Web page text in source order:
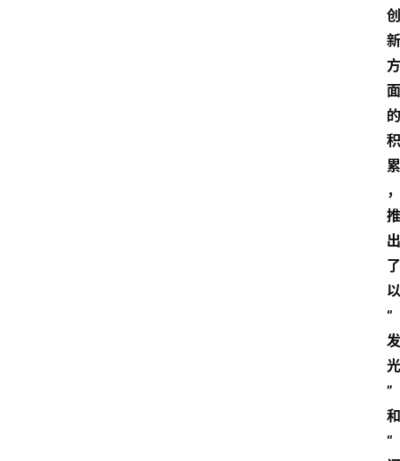
创
新
方
面
的
积
累
，
推
出
了
以
“
发
光
”
和
“